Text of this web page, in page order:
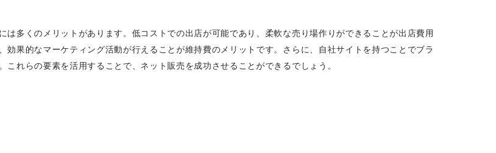
多くのメリットがあります。低コストでの出店が可能であり、柔軟な売り場作りができることが出店費用
果的なマーケティング活動が行えることが維持費のメリットです。さらに、自社サイトを持つことでブラ
れらの要素を活用することで、ネット販売を成功させることができるでしょう。